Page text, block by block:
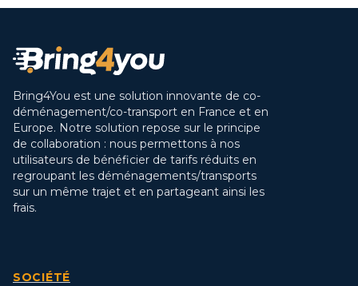
Bring4You est une solution innovante de co-
déménagement/co-transport en France et en
Europe. Notre solution repose sur le principe
de collaboration : nous permettons à nos
utilisateurs de bénéficier de tarifs réduits en
regroupant les déménagements/transports
sur un même trajet et en partageant ainsi les
frais.
SOCIÉTÉ